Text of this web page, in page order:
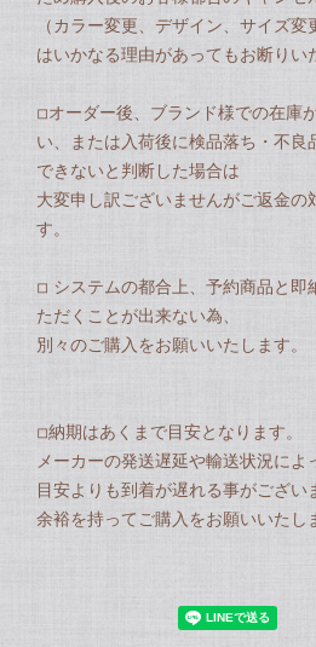
（カラー変更、デザイン、サイズ変
はいかなる理由があってもお断りい
◽︎オーダー後、ブランド様での在庫
い、または入荷後に検品落ち・不良
できないと判断した場合は
大変申し訳ございませんがご返金の
す。
◽︎ システムの都合上、予約商品と
ただくことが出来ない為、
別々のご購入をお願いいたします。
◽︎納期はあくまで目安となります。
メーカーの発送遅延や輸送状況によ
目安よりも到着が遅れる事がござい
余裕を持ってご購入をお願いいたし